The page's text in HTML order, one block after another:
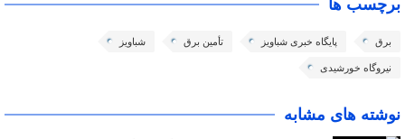
برچسب ها
برق پایگاه خبری شباویز تأمین برق شباویز
نیروگاه خورشیدی
نوشته های مشابه